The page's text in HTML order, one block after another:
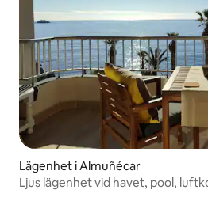
Lägenhet i Almuñécar
Ljus lägenhet vid havet, pool,